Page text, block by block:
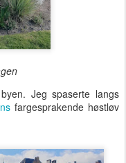
Jeg spaserte langs
fargesprakende høstløv